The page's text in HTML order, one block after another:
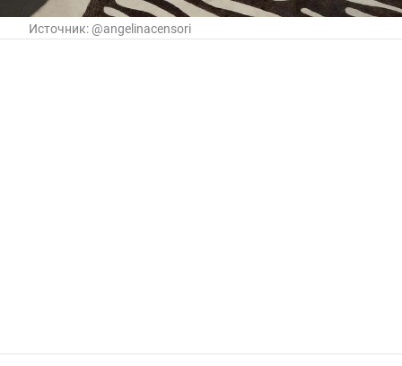
Источник: @angelinacensori